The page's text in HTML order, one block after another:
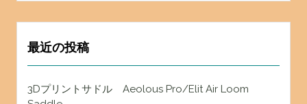
最近の投稿
3Dプリントサドル Aeolous Pro/Elit Air Loom